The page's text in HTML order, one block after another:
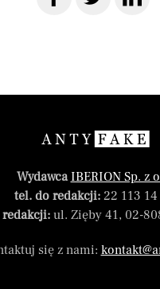
WydawcaIBERION Sp. z
tel. do redakcji: 22 113
redakcji:ul. Zięby 41, 02-
się z nami: